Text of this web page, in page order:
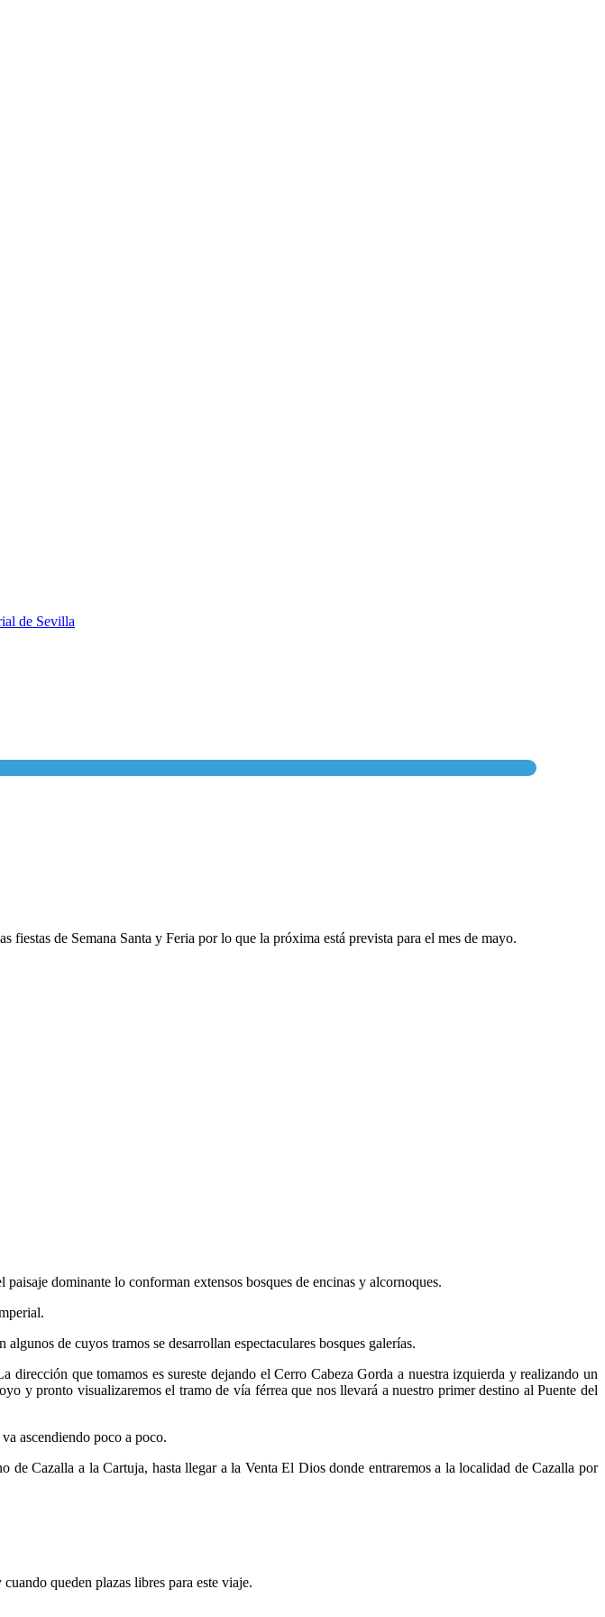
de Sevilla
fiestas de Semana Santa y Feria por lo que la próxima está prevista para el mes de mayo.
dominante lo conforman extensos bosques de encinas y alcornoques.
de cuyos tramos se desarrollan espectaculares bosques galerías.
que tomamos es sureste dejando el Cerro Cabeza Gorda a nuestra izquierda y realizando un
y pronto visualizaremos el tramo de vía férrea que nos llevará a nuestro primer destino al Puente del
ascendiendo poco a poco.
Cazalla a la Cartuja, hasta llegar a la Venta El Dios donde entraremos a la localidad de Cazalla por
queden plazas libres para este viaje.